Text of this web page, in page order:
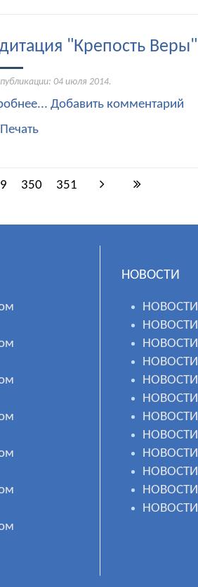
"Крепость Веры"
04 июля 2014.
Добавить комментарий
350 351
НОВОСТИ
НОВОСТИ
НОВОСТИ
НОВОСТИ
НОВОСТИ
НОВОСТИ
НОВОСТИ
НОВОСТИ
НОВОСТИ
НОВОСТИ
НОВОСТИ
НОВОСТИ
НОВОСТИ